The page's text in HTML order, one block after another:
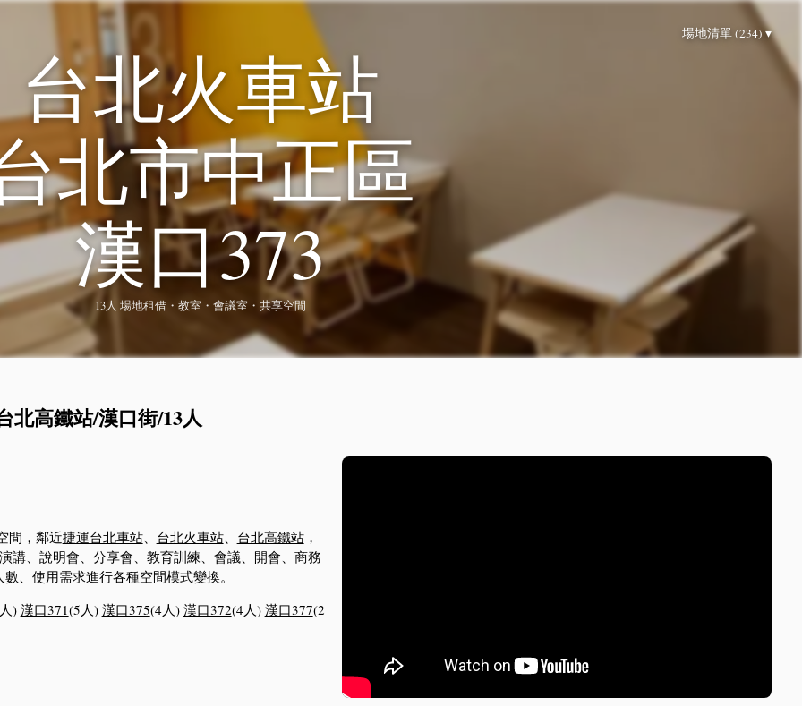
場地清單 (234) ▾
台北火車站
北市中正區
漢口373
13人 場地租借・教室・會議室・共享空間
北高鐵站/漢口街/13人
間，鄰近捷運台北車站、 台北火車站、 台北高鐵站，
講、說明會、分享會、教育訓練、會議、開會、商務
、使用需求進行各種空間模式變換。
) 漢口371(5人) 漢口375(4人) 漢口372(4人) 漢口377(2